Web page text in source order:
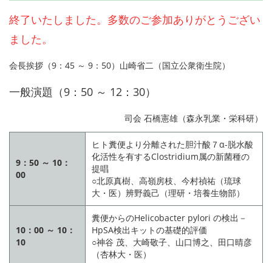
終了いたしました。多数のご参加ありがとうござい
ました。
会長挨拶（9：45 ～ 9：50）山崎省二（国立公衆衛生院）
一般演題（9：50 ～ 12：30）
司会 石橋憲雄（森永乳業・栄科研）
9：50 ～ 10：
00
ヒト糞便より分離された胆汁酸７α-脱水酸
化活性を有するClostridium属の新菌種の
提唱
○北原真樹、高嶺房枝、今村禎祐（琉球
大・医）辨野義己（理研・培養生物部）
10：00 ～ 10：
10
糞便からのHelicobacter pylori の検出－
HpSA検出キットの基礎的評価
○神谷 茂、大崎敬子、山口博之、田口晴彦
（杏林大・医）